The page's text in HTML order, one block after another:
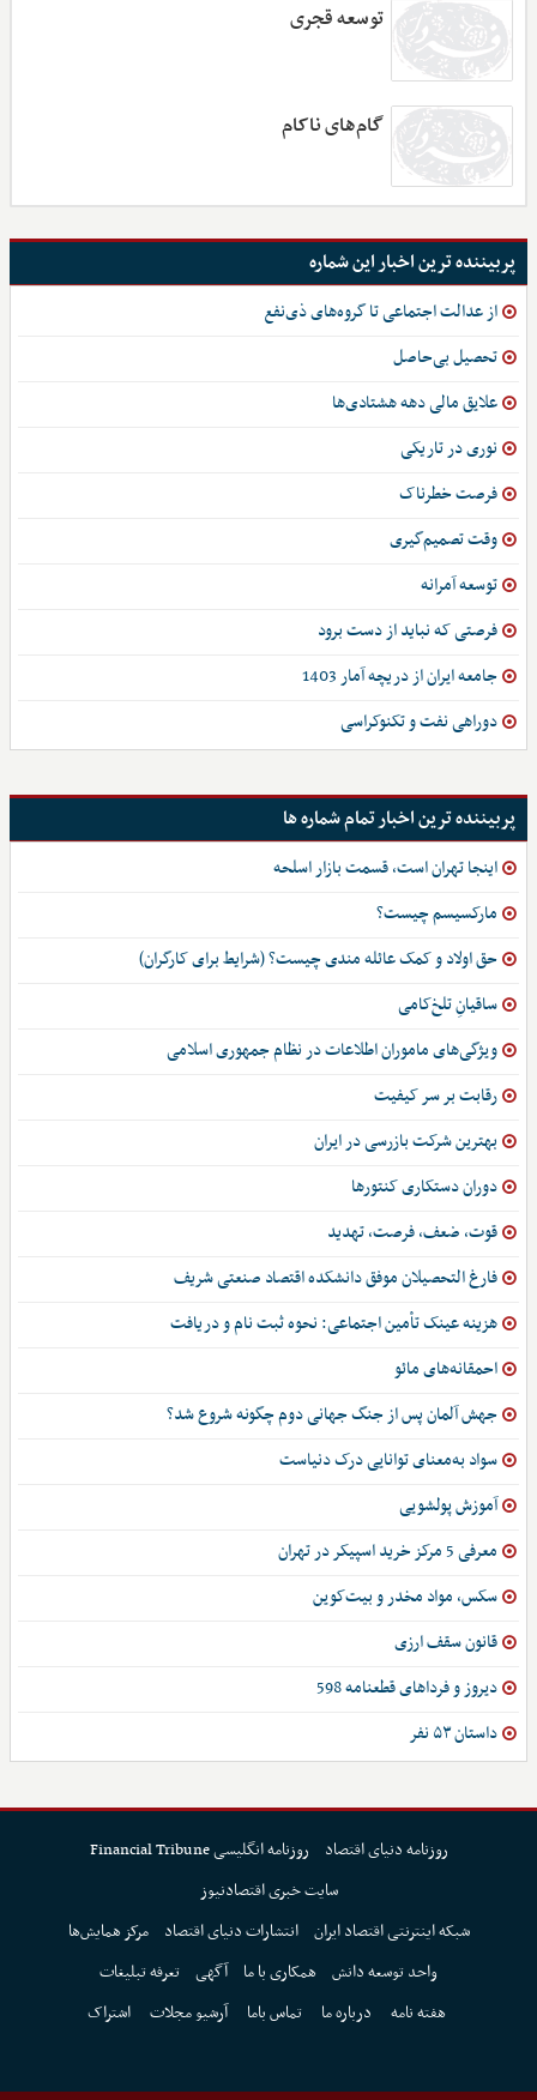
توسعه قجری
گام‌های ناکام
پربیننده ترین اخبار این شماره
از عدالت اجتماعی تا گروه‌های ذی‌نفع
تحصیل بی‌حاصل
علایق مالی دهه هشتادی‌ها
نوری در تاریکی
فرصت خطرناک
وقت تصمیم‌گیری
توسعه آمرانه
فرصتی که نباید از دست برود
جامعه ایران از دریچه آمار 1403
دوراهی نفت و تکنوکراسی
پربیننده ترین اخبار تمام شماره ها
اینجا تهران است، قسمت بازار اسلحه
مارکسیسم چیست؟
حق اولاد و کمک عائله مندی چیست؟ (شرایط برای کارگران)
ساقیانِ تلخ‌کامی
ویژگی‌های ماموران اطلاعات در نظام جمهوری اسلامی
رقابت بر سر کیفیت
بهترین شرکت بازرسی در ایران
دوران دستکاری کنتورها
قوت، ضعف، فرصت، تهدید
فارغ التحصیلان موفق دانشکده اقتصاد صنعتی شریف
هزینه عینک تأمین اجتماعی: نحوه ثبت نام و دریافت
احمقانه‌های مائو
جهش آلمان پس از جنگ جهانی دوم چگونه شروع شد؟
سواد به‌معنای توانایی درک دنیاست
آموزش پولشویی
معرفی 5 مرکز خرید اسپیکر در تهران
سکس، مواد مخدر و بیت‌کوین
قانون سقف ارزی
دیروز و فرداهای قطعنامه 598
داستان ۵۳ نفر
روزنامه دنیای اقتصاد
روزنامه انگلیسی Financial Tribune
سایت خبری اقتصادنیوز
شبکه اینترنتی اقتصاد ایران انتشارات دنیای اقتصاد
مرکز همایش‌ها
واحد توسعه دانش همکاری با ما آگهی تعرفه تبلیغات
هفته نامه
درباره ما تماس باما آرشیو مجلات اشتراک